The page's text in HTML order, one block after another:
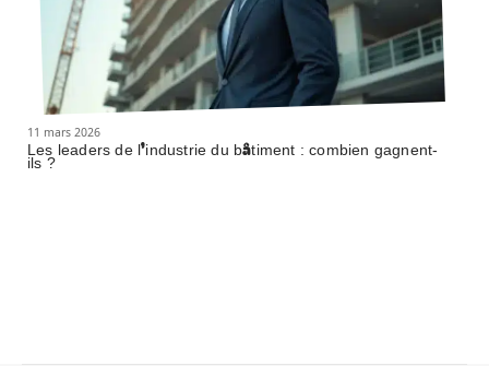
11 mars 2026
Les leaders de l’industrie du bâtiment : combien gagnent-
ils ?